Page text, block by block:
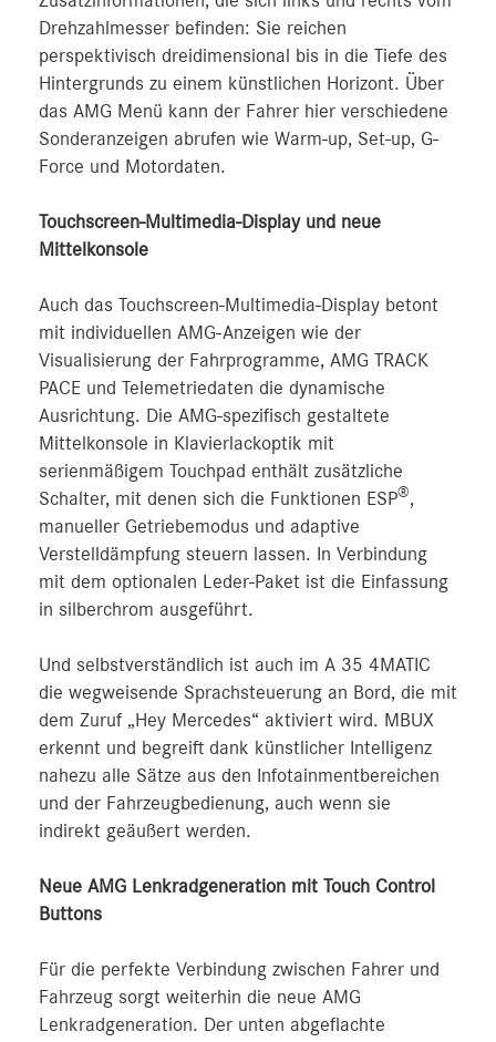
Drehzahlmesser befinden: Sie reichen
perspektivisch dreidimensional bis in die Tiefe des
Hintergrunds zu einem künstlichen Horizont. Über
das AMG Menü kann der Fahrer hier verschiedene
Sonderanzeigen abrufen wie Warm-up, Set-up, G-
Force und Motordaten.
Touchscreen-Multimedia-Display und neue
Mittelkonsole
Auch das Touchscreen-Multimedia-Display betont
mit individuellen AMG-Anzeigen wie der
Visualisierung der Fahrprogramme, AMG TRACK
PACE und Telemetriedaten die dynamische
Ausrichtung. Die AMG-spezifisch gestaltete
Mittelkonsole in Klavierlackoptik mit
serienmäßigem Touchpad enthält zusätzliche
Schalter, mit denen sich die Funktionen ESP®,
manueller Getriebemodus und adaptive
Verstelldämpfung steuern lassen. In Verbindung
mit dem optionalen Leder-Paket ist die Einfassung
in silberchrom ausgeführt.
Und selbstverständlich ist auch im A 35 4MATIC
die wegweisende Sprachsteuerung an Bord, die mit
dem Zuruf „Hey Mercedes“ aktiviert wird. MBUX
erkennt und begreift dank künstlicher Intelligenz
nahezu alle Sätze aus den Infotainmentbereichen
und der Fahrzeugbedienung, auch wenn sie
indirekt geäußert werden.
Neue AMG Lenkradgeneration mit Touch Control
Buttons
Für die perfekte Verbindung zwischen Fahrer und
Fahrzeug sorgt weiterhin die neue AMG
Lenkradgeneration. Der unten abgeflachte